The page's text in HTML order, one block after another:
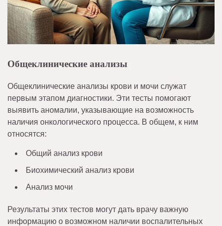
Общеклинические анализы
Общеклинические анализы крови и мочи служат
первым этапом диагностики. Эти тесты помогают
выявить аномалии, указывающие на возможность
наличия онкологического процесса. В общем, к ним
относятся:
Общий анализ крови
Биохимический анализ крови
Анализ мочи
Результаты этих тестов могут дать врачу важную
информацию о возможном наличии воспалительных